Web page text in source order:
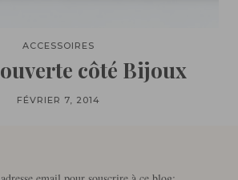
ACCESSOIRES
côté Bijoux
FÉVRIER 7, 2014